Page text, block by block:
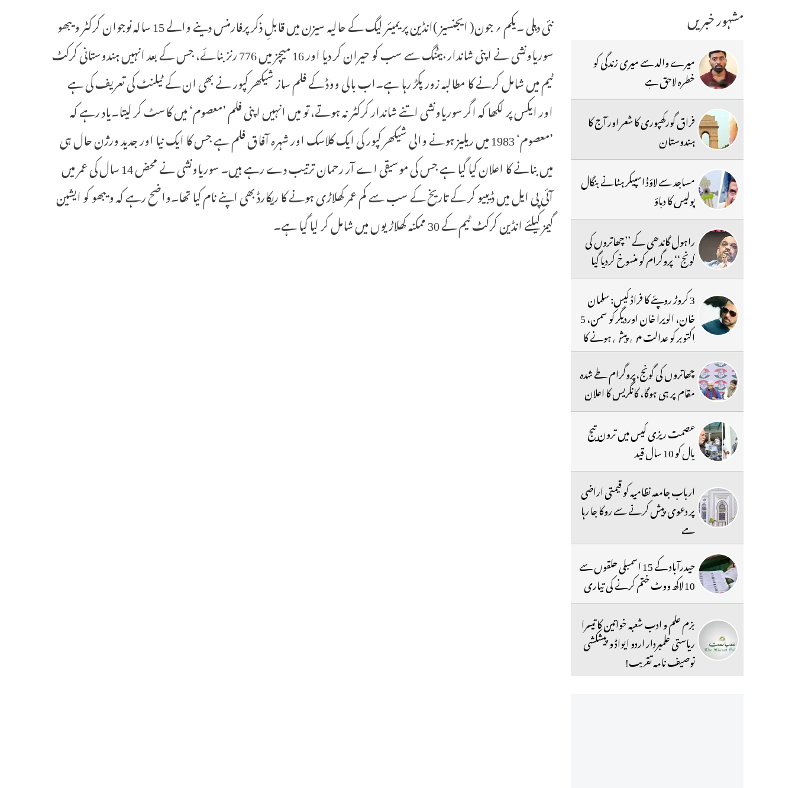
نئی دہلی ۔یکم ؍ جون( ایجنسیز )انڈین پریمیئر لیگ کے حالیہ سیزن میں قابلِ ذکر پرفارمنس دینے والے 15 سالہ نوجوان کرکٹر ویبھو
سوریاونشی نے اپنی شاندار بیٹنگ سے سب کو حیران کر دیا اور 16 میچز میں 776 رنز بنائے، جس کے بعد انہیں ہندوستانی کرکٹ
ٹیم میں شامل کرنے کا مطالبہ زور پکڑ رہا ہے۔اب بالی ووڈ کے فلم ساز شیکھر کپور نے بھی ان کے ٹیلنٹ کی تعریف کی ہے
اور ایکس پر لکھا کہ اگر سوریاونشی اتنے شاندار کرکٹر نہ ہوتے، تو میں انہیں اپنی فلم ’معصوم‘ میں کاسٹ کر لیتا۔یاد رہے کہ
’معصوم‘ 1983 میں ریلیز ہونے والی شیکھر کپور کی ایک کلاسک اور شہرہ آفاق فلم ہے جس کا ایک نیا اور جدید ورژن حال ہی
میں بنانے کا اعلان کیا گیا ہے جس کی موسیقی اے آر رحمان ترتیب دے رہے ہیں۔ سوریاونشی نے محض 14 سال کی عمر میں
آئی پی ایل میں ڈیبیو کر کے تاریخ کے سب سے کم عمر کھلاڑی ہونے کا ریکارڈ بھی اپنے نام کیا تھا۔واضح رہے کہ ویبھو کو ایشین
گیمز کیلئے انڈین کرکٹ ٹیم کے 30 ممکنہ کھلاڑیوں میں شامل کر لیا گیا ہے۔
مشہور خبریں
میرے والد سے میری زندگی کو
خطرہ لاحق ہے
فراق گورکھپوری کا شعر اور آج کا
ہندوستان
مساجد سے لاؤڈ اسپیکر ہٹانے بنگال
پولیس کا دباؤ
راہول گاندھی کے ’’چھاتروں کی
گونج‘‘ پروگرام کو منسوخ کردیا گیا
3 کروڑ روپئے کا فراڈ کیس: سلمان
خان، الویرا خان اوردیگر کو سمن، 5
اکتوبر کو عدالت میں پیش ہونے کا
حکم
چھاتروں کی گونج،پروگرام طے شدہ
مقام پر ہی ہوگا، کانگریس کا اعلان
عصمت ریزی کیس میں ترون تیج
پال کو 10 سال قید
ارباب جامعہ نظامیہ کو قیمتی اراضی
پر دعوی پیش کرنے سے روکا جا رہا
ہے
حیدرآباد کے 15 اسمبلی حلقوں سے
10 لاکھ ووٹ ختم کرنے کی تیاری
بزم علم و ادب شعبہ خواتین کا تیسرا
ریاستی علمبردار اردو ایواڈ و پیشکشی
توصیف نامہ تقریب!